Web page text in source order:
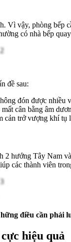
Vì vậy, phòng bếp
có nhà bếp
đề sau:
đón được
cân bằng âm
cản trở vượng khí tụ
2 hướng Tây Nam
các thành viên
điều cần phải
hiệu quả